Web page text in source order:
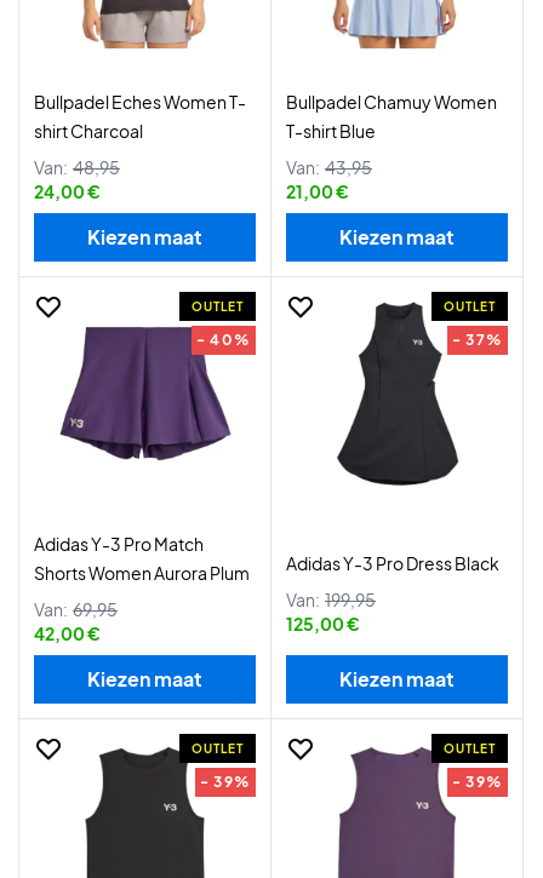
Bullpadel Eches Women T-
shirt Charcoal
Van: 48,95
24,00 €
Kiezen maat
Bullpadel Chamuy Women
T-shirt Blue
Van: 43,95
21,00 €
Kiezen maat
OUTLET
- 40%
Adidas Y-3 Pro Match
Shorts Women Aurora Plum
Van: 69,95
42,00 €
Kiezen maat
OUTLET
- 37%
Adidas Y-3 Pro Dress Black
Van: 199,95
125,00 €
Kiezen maat
OUTLET
- 39%
OUTLET
- 39%